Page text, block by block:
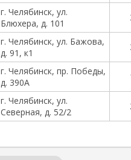
г. Челябинск, ул.
Блюхера, д. 101
г. Челябинск, ул. Бажова,
д. 91, к1
г. Челябинск, пр. Победы,
д. 390А
г. Челябинск, ул.
Северная, д. 52/2